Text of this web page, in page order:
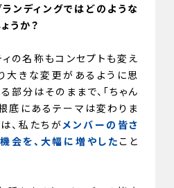
ンディングではどのような
うか？
の名称もコンセプトも変え
大きな変更があるように思
部分はそのままで、「ちゃん
底にあるテーマは変わりま
、私たちがメンバーの皆さ
会を、大幅に増やした こと